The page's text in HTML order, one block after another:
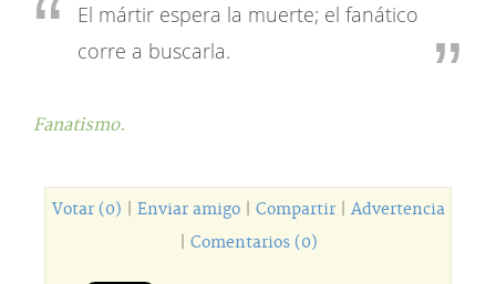
El mártir espera la muerte; el fanático
corre a buscarla.
Fanatismo.
Votar (0) Enviar amigo| Compartir| Advertencia
Comentarios (0)